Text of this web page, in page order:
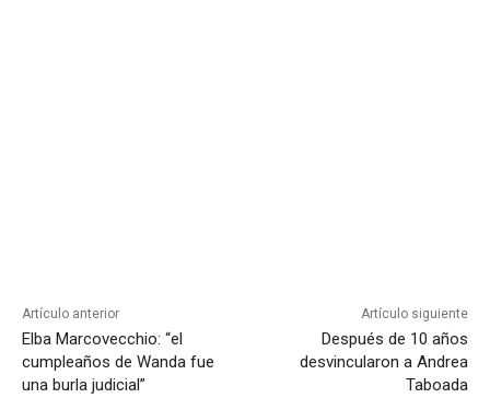
Artículo anterior
Elba Marcovecchio: “el
cumpleaños de Wanda fue
una burla judicial”
Artículo siguiente
Después de 10 años
desvincularon a Andrea
Taboada